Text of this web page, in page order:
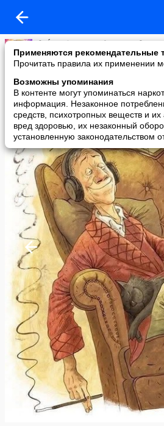
Применяются рекомендательные
Прочитать правила их применении
Возможны упоминания
В контенте могут упоминаться
информация. Незаконное
средств, психотропных веществ и их
вред здоровью, их незаконный
установленную законодательством
🌸 Ḿεҗдẏ нαмน дεᏰочҝαмน 🌸
added a photo
15 Jun в 13:50